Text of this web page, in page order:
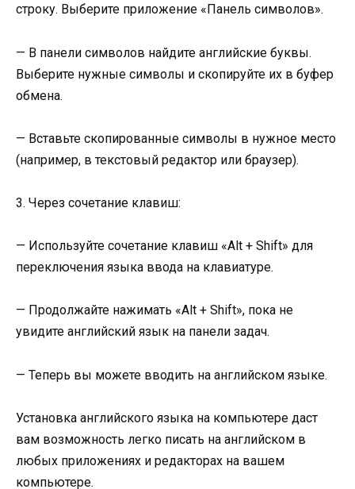
строку. Выберите приложение «Панель символов».
— В панели символов найдите английские буквы.
Выберите нужные символы и скопируйте их в буфер
обмена.
— Вставьте скопированные символы в нужное место
(например, в текстовый редактор или браузер).
3. Через сочетание клавиш:
— Используйте сочетание клавиш «Alt + Shift» для
переключения языка ввода на клавиатуре.
— Продолжайте нажимать «Alt + Shift», пока не
увидите английский язык на панели задач.
— Теперь вы можете вводить на английском языке.
Установка английского языка на компьютере даст
вам возможность легко писать на английском в
любых приложениях и редакторах на вашем
компьютере.